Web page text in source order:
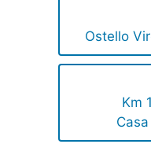
Ostello
Km